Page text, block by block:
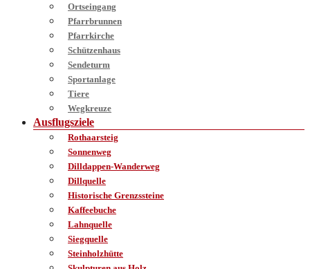
Ortseingang
Pfarrbrunnen
Pfarrkirche
Schützenhaus
Sendeturm
Sportanlage
Tiere
Wegkreuze
Ausflugsziele
Rothaarsteig
Sonnenweg
Dilldappen-Wanderweg
Dillquelle
Historische Grenzssteine
Kaffeebuche
Lahnquelle
Siegquelle
Steinholzhütte